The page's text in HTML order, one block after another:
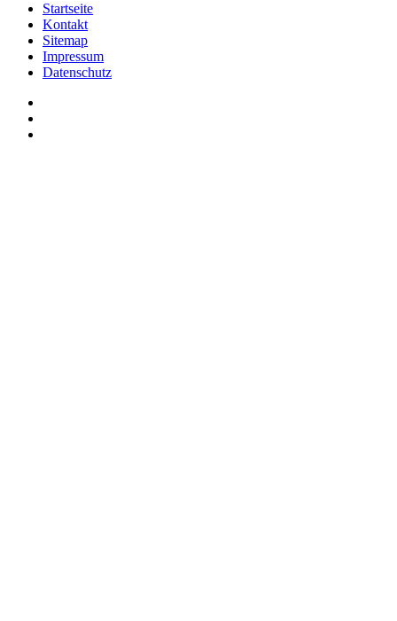
Startseite
Kontakt
Sitemap
Impressum
Datenschutz